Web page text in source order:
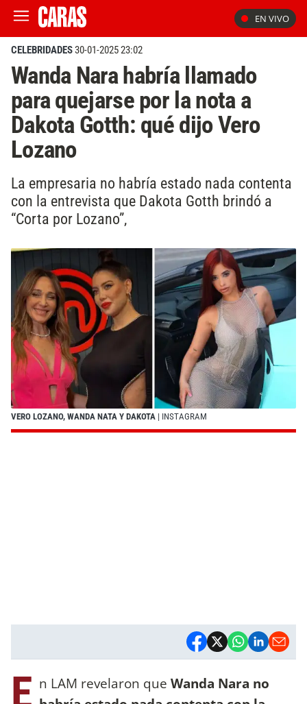
EN VIVO
CELEBRIDADES30-01-2025 23:02
Wanda Nara habría llamado
para quejarse por la nota a
Dakota Gotth: qué dijo Vero
Lozano
La empresaria no habría estado nada contenta
con la entrevista que Dakota Gotth brindó a
“Corta por Lozano”,
VERO LOZANO, WANDA NATA Y DAKOTA | INSTAGRAM
E n LAM revelaron que Wanda Nara no